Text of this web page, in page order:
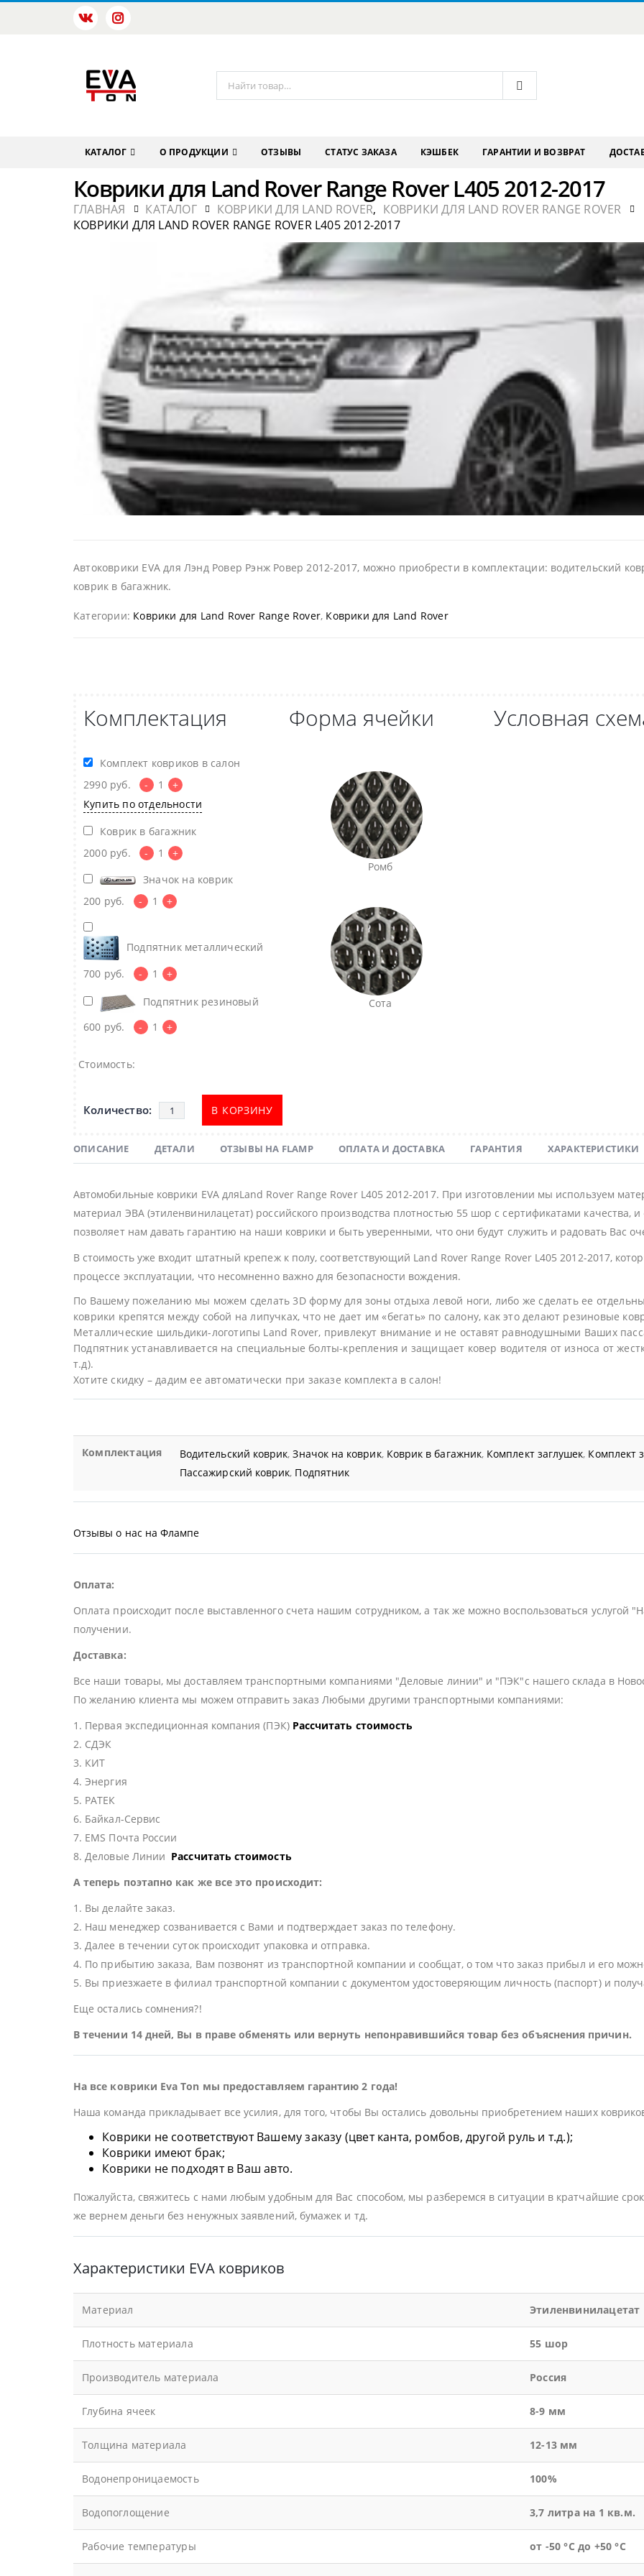
КАТАЛОГ О ПРОДУКЦИИ ОТЗЫВЫ СТАТУС ЗАКАЗА КЭШБЕК ГАРАНТИИ И ВОЗВРАТ
Коврики для Land Rover Range Rover L405 2012-2017
ГЛАВНАЯ КАТАЛОГ КОВРИКИ ДЛЯ LAND ROVER, КОВРИКИ ДЛЯ LAND ROVER RANGE ROVER
КОВРИКИ ДЛЯ LAND ROVER RANGE ROVER L405 2012-2017
Автоковрики EVA для Лэнд Ровер Рэнж Ровер 2012-2017, можно приобрести в комплектации: водительский
коврик в багажник.
Категории: Коврики для Land Rover Range Rover, Коврики для Land Rover
Комплектация
Комплект ковриков в салон
2990 руб. - 1
+
Купить по отдельности
Коврик в багажник
2000 руб. - 1
+
Значок на коврик
200 руб. - 1 +
Подпятник металлический
700 руб. - 1 +
Подпятник резиновый
600 руб. - 1 +
Форма ячейки
Ромб
Сота
Условная
Стоимость:
В КОРЗИНУ
ОПИСАНИЕ ДЕТАЛИ ОТЗЫВЫ НА FLAMP ОПЛАТА И ДОСТАВКА ГАРАНТИЯ ХАРАКТЕРИСТИКИ
Автомобильные коврики EVA дляLand Rover Range Rover L405 2012-2017. При изготовлении мы используем
материал ЭВА (этиленвинилацетат) российского производства плотностью 55 шор с сертификатами качества,
позволяет нам давать гарантию на наши коврики и быть уверенными, что они будут служить и радовать Вас
В стоимость уже входит штатный крепеж к полу, соответствующий Land Rover Range Rover L405 2012-2017,
процессе эксплуатации, что несомненно важно для безопасности вождения.
По Вашему пожеланию мы можем сделать 3D форму для зоны отдыха левой ноги, либо же сделать ее
коврики крепятся между собой на липучках, что не дает им «бегать» по салону, как это делают резиновые
Металлические шильдики-логотипы Land Rover, привлекут внимание и не оставят равнодушными Ваших
Подпятник устанавливается на специальные болты-крепления и защищает ковер водителя от износа от
т.д).
Хотите скидку – дадим ее автоматически при заказе комплекта в салон!
Комплектация Водительский коврик,Значок на коврик, Коврик в багажник, Комплект заглушек, Комплект
Пассажирский коврик, Подпятник
Отзывы о нас на Флампе
Оплата:
Оплата происходит после выставленного счета нашим сотрудником, а так же можно воспользоваться
получении.
Доставка:
Все наши товары, мы доставляем транспортными компаниями "Деловые линии" и "ПЭК"с нашего склада в
По желанию клиента мы можем отправить заказ Любыми другими транспортными компаниями:
1. Первая экспедиционная компания (ПЭК) Рассчитать стоимость
2. СДЭК
3. КИТ
4. Энергия
5. РАТЕК
6. Байкал-Сервис
7. EMS Почта России
8. Деловые Линии Рассчитать стоимость
А теперь поэтапно как же все это происходит:
1. Вы делайте заказ.
2. Наш менеджер созванивается с Вами и подтверждает заказ по телефону.
3. Далее в течении суток происходит упаковка и отправка.
4. По прибытию заказа, Вам позвонят из транспортной компании и сообщат, о том что заказ прибыл и его
5. Вы приезжаете в филиал транспортной компании с документом удостоверяющим личность (паспорт) и
Еще остались сомнения?!
В течении 14 дней, Вы в праве обменять или вернуть непонравившийся товар без объяснения причин.
На все коврики Eva Ton мы предоставляем гарантию 2 года!
Наша команда прикладывает все усилия, для того, чтобы Вы остались довольны приобретением наших
Коврики не соответствуют Вашему заказу (цвет канта, ромбов, другой руль и т.д.);
Коврики имеют брак;
Коврики не подходят в Ваш авто.
Пожалуйста, свяжитесь с нами любым удобным для Вас способом, мы разберемся в ситуации в кратчайшие
же вернем деньги без ненужных заявлений, бумажек и тд.
Характеристики EVA ковриков
Материал Этиленвинилацетат
Плотность материала 55 шор
Производитель материала Россия
Глубина ячеек 8-9 мм
Толщина материала 12-13 мм
Водонепроницаемость 100%
Водопоглощение 3,7 литра на 1 кв.м.
Рабочие температуры от -50 °С до +50 °С